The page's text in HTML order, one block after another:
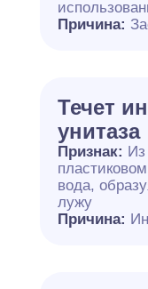
Причина:
Течет
унитаза
Признак:
вода,
лужу
Причина: